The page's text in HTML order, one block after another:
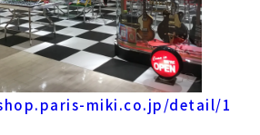
miki.co.jp/detail/1